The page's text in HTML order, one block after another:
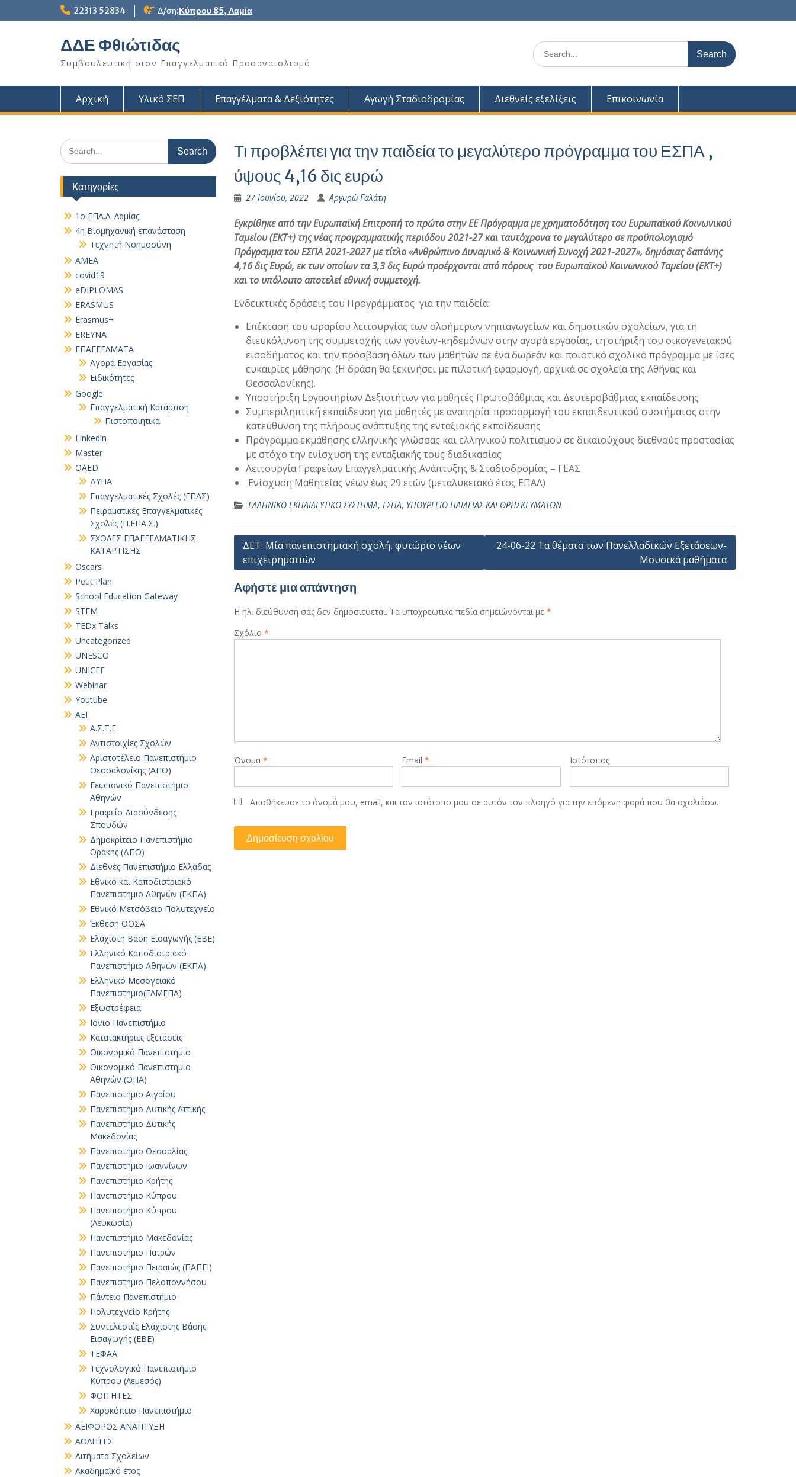
to
22313 52834 Δ/ση:Κύπρου 85, Λαμία
ΔΔΕ Φθιώτιδας
Συμβουλευτική στον Επαγγελματικό Προσανατολισμό
Search
for:
Αρχική Υλικό ΣΕΠ Επαγγέλματα & Δεξιότητες Αγωγή Σταδιοδρομίας Διεθνείς εξελίξεις Επικοινωνία
Τι προβλέπει για την παιδεία το μεγαλύτερο πρόγραμμα του ΕΣΠΑ ,
ύψους 4,16 δις ευρώ
27 Ιουνίου, 2022 Αργυρώ Γαλάτη
Εγκρίθηκε από την Ευρωπαϊκή Επιτροπή το πρώτο στην ΕΕ Πρόγραμμα με χρηματοδότηση του Ευρωπαϊκού Κοινωνικού
Ταμείου (ΕΚΤ+) της νέας προγραμματικής περιόδου 2021-27 και ταυτόχρονα το μεγαλύτερο σε προϋπολογισμό
Πρόγραμμα του ΕΣΠΑ 2021-2027 με τίτλο «Ανθρώπινο Δυναμικό & Κοινωνική Συνοχή 2021-2027», δημόσιας δαπάνης
4,16 δις Ευρώ, εκ των οποίων τα 3,3 δις Ευρώ προέρχονται από πόρους του Ευρωπαϊκού Κοινωνικού Ταμείου (ΕΚΤ+)
και το υπόλοιπο αποτελεί εθνική συμμετοχή.
Ενδεικτικές δράσεις του Προγράμματος για την παιδεία:
Επέκταση του ωραρίου λειτουργίας των ολοήμερων νηπιαγωγείων και δημοτικών σχολείων, για τη
διευκόλυνση της συμμετοχής των γονέων-κηδεμόνων στην αγορά εργασίας, τη στήριξη του οικογενειακού
εισοδήματος και την πρόσβαση όλων των μαθητών σε ένα δωρεάν και ποιοτικό σχολικό πρόγραμμα με ίσες
ευκαιρίες μάθησης. (Η δράση θα ξεκινήσει με πιλοτική εφαρμογή, αρχικά σε σχολεία της Αθήνας και
Θεσσαλονίκης).
Υποστήριξη Εργαστηρίων Δεξιοτήτων για μαθητές Πρωτοβάθμιας και Δευτεροβάθμιας εκπαίδευσης
Συμπεριληπτική εκπαίδευση για μαθητές με αναπηρία: προσαρμογή του εκπαιδευτικού συστήματος στην
κατεύθυνση της πλήρους ανάπτυξης της ενταξιακής εκπαίδευσης
Πρόγραμμα εκμάθησης ελληνικής γλώσσας και ελληνικού πολιτισμού σε δικαιούχους διεθνούς προστασίας
με στόχο την ενίσχυση της ενταξιακής τους διαδικασίας
Λειτουργία Γραφείων Επαγγελματικής Ανάπτυξης & Σταδιοδρομίας – ΓΕΑΣ
Ενίσχυση Μαθητείας νέων έως 29 ετών (μεταλυκειακό έτος ΕΠΑΛ)
ΕΛΛΗΝΙΚΟ ΕΚΠΑΙΔΕΥΤΙΚΟ ΣΥΣΤΗΜΑ, ΕΣΠΑ, ΥΠΟΥΡΓΕΙΟ ΠΑΙΔΕΙΑΣ ΚΑΙ ΘΡΗΣΚΕΥΜΑΤΩΝ
Πλοήγηση
άρθρων
ΔΕΤ: Μία πανεπιστημιακή σχολή, φυτώριο νέων
επιχειρηματιών
24-06-22 Τα θέματα των Πανελλαδικών Εξετάσεων-
Μουσικά μαθήματα
Αφήστε μια απάντηση
Η ηλ. διεύθυνση σας δεν δημοσιεύεται. Τα υποχρεωτικά πεδία σημειώνονται με *
Σχόλιο *
Όνομα * Email* Ιστότοπος
Αποθήκευσε το όνομά μου, email, και τον ιστότοπο μου σε αυτόν τον πλοηγό για την επόμενη φορά που θα σχολιάσω.
Search
for:
Kατηγορίες
1ο ΕΠΑ.Λ. Λαμίας
4η Βιομηχανική επανάσταση
Τεχνητή Νοημοσύνη
AMEA
covid19
eDIPLOMAS
ERASMUS
Erasmus+
EREYNA
EΠΑΓΓΕΛΜΑΤΑ
Αγορά Εργασίας
Ειδικότητες
Google
Επαγγελματική Κατάρτιση
Πιστοποιητικά
Linkedin
Master
OAED
ΔΥΠΑ
Επαγγελματικές Σχολές (ΕΠΑΣ)
Πειραματικές Επαγγελματικές
Σχολές (Π.ΕΠΑ.Σ.)
ΣΧΟΛΕΣ ΕΠΑΓΓΕΛΜΑΤΙΚΗΣ
ΚΑΤΑΡΤΙΣΗΣ
Oscars
Petit Plan
School Education Gateway
STEM
TEDx Talks
Uncategorized
UNESCO
UNICEF
Webinar
Youtube
ΑΕΙ
Α.Σ.Τ.Ε.
Αντιστοιχίες Σχολών
Αριστοτέλειο Πανεπιστήμιο
Θεσσαλονίκης (ΑΠΘ)
Γεωπονικό Πανεπιστήμιο
Αθηνών
Γραφείο Διασύνδεσης
Σπουδών
Δημοκρίτειο Πανεπιστήμιο
Θράκης (ΔΠΘ)
Διεθνές Πανεπιστήμιο Ελλάδας
Εθνικό και Καποδιστριακό
Πανεπιστήμιο Αθηνών (ΕΚΠΑ)
Εθνικό Μετσόβειο Πολυτεχνείο
Έκθεση ΟΟΣΑ
Ελάχιστη Βάση Εισαγωγής (ΕΒΕ)
Ελληνικό Καποδιστριακό
Πανεπιστήμιο Αθηνών (ΕΚΠΑ)
Ελληνικό Μεσογειακό
Πανεπιστήμιο(ΕΛΜΕΠΑ)
Εξωστρέφεια
Ιόνιο Πανεπιστήμιο
Κατατακτήριες εξετάσεις
Οικονομικό Πανεπιστήμιο
Οικονομικό Πανεπιστήμιο
Αθηνών (ΟΠΑ)
Πανεπιστήμιο Αιγαίου
Πανεπιστήμιο Δυτικής Αττικής
Πανεπιστήμιο Δυτικής
Μακεδονίας
Πανεπιστήμιο Θεσσαλίας
Πανεπιστήμιο Ιωαννίνων
Πανεπιστήμιο Κρήτης
Πανεπιστήμιο Κύπρου
Πανεπιστήμιο Κύπρου
(Λευκωσία)
Πανεπιστήμιο Μακεδονίας
Πανεπιστήμιο Πατρών
Πανεπιστήμιο Πειραιώς (ΠΑΠΕΙ)
Πανεπιστήμιο Πελοποννήσου
Πάντειο Πανεπιστήμιο
Πολυτεχνείο Κρήτης
Συντελεστές Ελάχιστης Βάσης
Εισαγωγής (ΕΒΕ)
ΤΕΦΑΑ
Τεχνολογικό Πανεπιστήμιο
Κύπρου (Λεμεσός)
ΦΟΙΤΗΤΕΣ
Χαροκόπειο Πανεπιστήμιο
ΑΕΙΦΟΡΟΣ ΑΝΑΠΤΥΞΗ
ΑΘΛΗΤΕΣ
Αιτήματα Σχολείων
Ακαδημαϊκό έτος